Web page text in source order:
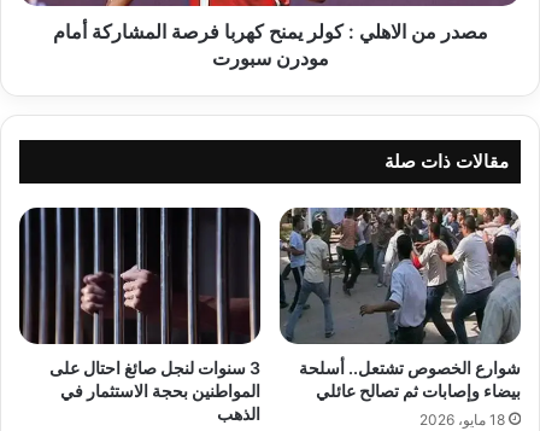
مصدر من الاهلي : كولر يمنح كهربا فرصة المشاركة أمام
مودرن سبورت
مقالات ذات صلة
شوارع الخصوص تشتعل.. أسلحة
بيضاء وإصابات ثم تصالح عائلي
18 مايو، 2026
3 سنوات لنجل صائغ احتال على
المواطنين بحجة الاستثمار في
الذهب